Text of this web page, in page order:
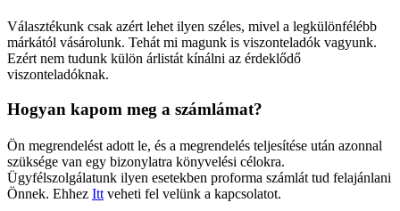
Választékunk csak azért lehet ilyen széles, mivel a legkülönfélébb
márkától vásárolunk. Tehát mi magunk is viszonteladók vagyunk.
Ezért nem tudunk külön árlistát kínálni az érdeklődő
viszonteladóknak.
Hogyan kapom meg a számlámat?
Ön megrendelést adott le, és a megrendelés teljesítése után azonnal
szüksége van egy bizonylatra könyvelési célokra.
Ügyfélszolgálatunk ilyen esetekben proforma számlát tud felajánlani
Önnek. Ehhez Itt veheti fel velünk a kapcsolatot.